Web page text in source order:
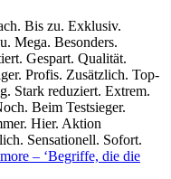
Bis zu. Exklusiv.
Mega. Besonders.
Gespart. Qualität.
Profis. Zusätzlich. Top-
Stark reduziert. Extrem.
Beim Testsieger.
Hier. Aktion
Sensationell. Sofort.
– ‘Begriffe, die die